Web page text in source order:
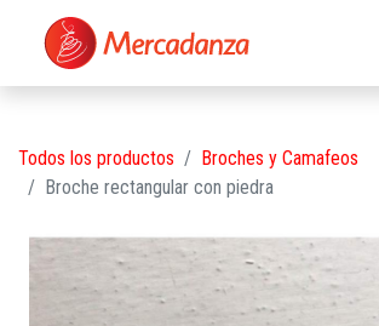
Todos los productos
Broches y Camafeos
Broche rectangular con piedra